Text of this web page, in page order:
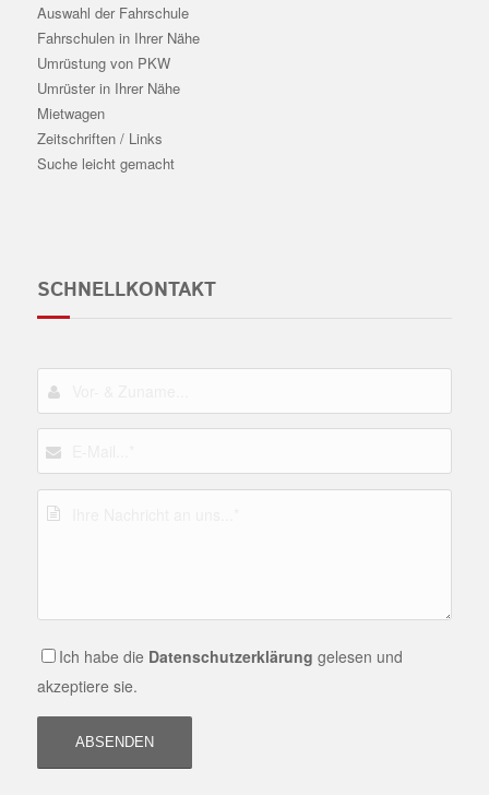
Auswahl der Fahrschule
Fahrschulen in Ihrer Nähe
Umrüstung von PKW
Umrüster in Ihrer Nähe
Mietwagen
Zeitschriften / Links
Suche leicht gemacht
SCHNELLKONTAKT
Ich habe die Datenschutzerklärung gelesen und
akzeptiere sie.